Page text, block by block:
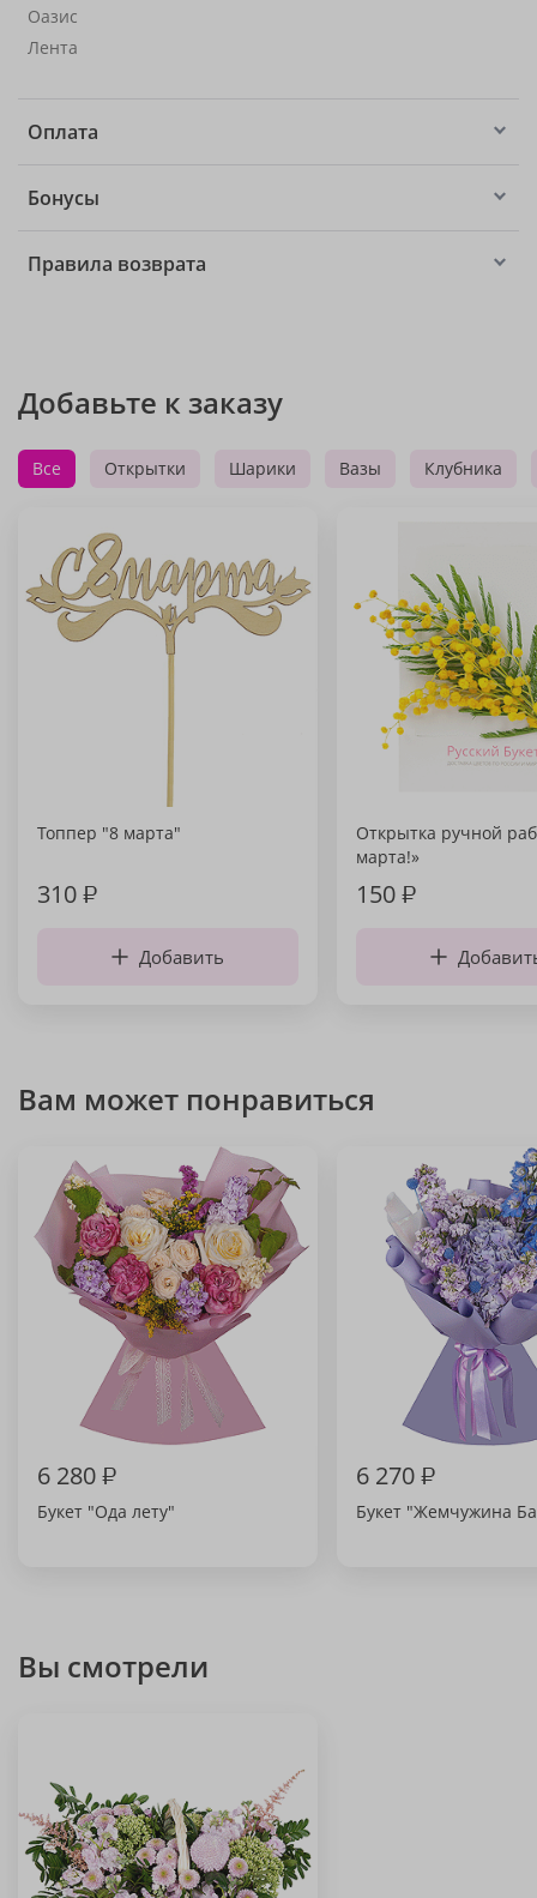
Оазис
Лента
Оплата
Бонусы
Правила возврата
Добавьте к заказу
Все Открытки Шарики Вазы Клубника
Топпер "8 марта"
310₽
Добавить
Открытка ручной
марта!»
150₽
Вам может понравиться
6 280₽
Букет "Ода лету"
6 270₽
Букет "Жемчужина
Вы смотрели